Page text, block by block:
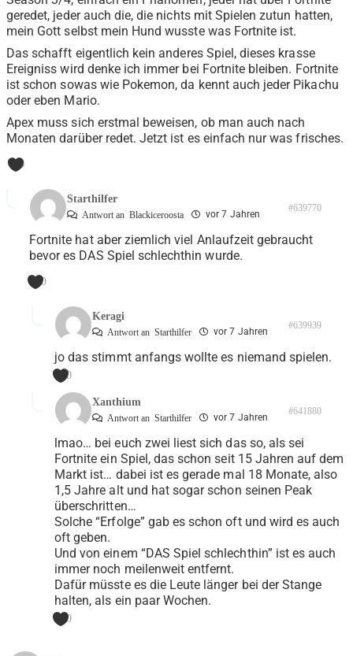
geredet, jeder auch die, die nichts mit Spielen zutun hatten,
mein Gott selbst mein Hund wusste was Fortnite ist.
Das schafft eigentlich kein anderes Spiel, dieses krasse
Ereigniss wird denke ich immer bei Fortnite bleiben. Fortnite
ist schon sowas wie Pokemon, da kennt auch jeder Pikachu
oder eben Mario.
Apex muss sich erstmal beweisen, ob man auch nach
Monaten darüber redet. Jetzt ist es einfach nur was frisches.
0
Starthilfer
Antwort an Blackiceroosta vor 7 Jahren
#639770
Fortnite hat aber ziemlich viel Anlaufzeit gebraucht
bevor es DAS Spiel schlechthin wurde.
0
Keragi
Antwort an Starthilfer vor 7 Jahren
#639939
jo das stimmt anfangs wollte es niemand spielen.
0
Xanthium
Antwort an Starthilfer vor 7 Jahren
#641880
lmao… bei euch zwei liest sich das so, als sei
Fortnite ein Spiel, das schon seit 15 Jahren auf dem
Markt ist… dabei ist es gerade mal 18 Monate, also
1,5 Jahre alt und hat sogar schon seinen Peak
überschritten…
Solche “Erfolge” gab es schon oft und wird es auch
oft geben.
Und von einem “DAS Spiel schlechthin” ist es auch
immer noch meilenweit entfernt.
Dafür müsste es die Leute länger bei der Stange
halten, als ein paar Wochen.
0